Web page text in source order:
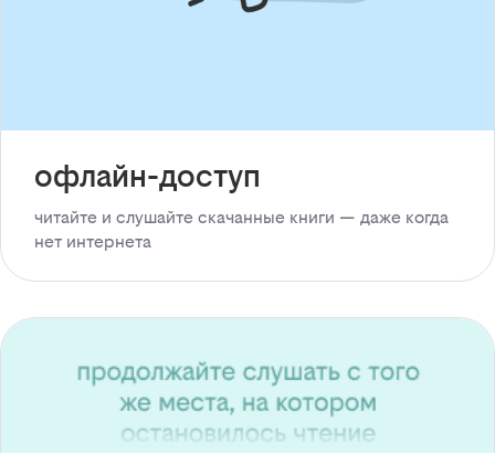
офлайн-доступ
читайте и слушайте скачанные книги — даже когда
нет интернета